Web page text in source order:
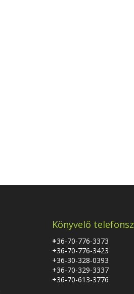
Könyvelő
+36-70-776-3373
+36-70-776-3423
+36-30-328-0393
+36-70-329-3337
+36-70-613-3776